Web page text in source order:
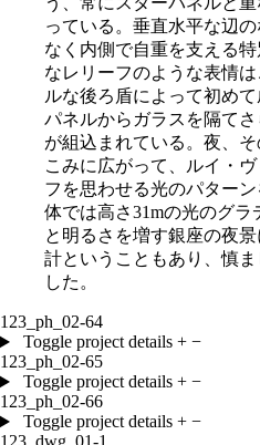
っている。垂直水平な辺
なく内側で自重を支える
なレリーフのような表情
ルな後ろ盾によって初め
パネルからガラスを隔て
が組込まれている。夜、
こみに広がって、ルイ・
フを思わせる光のパター
体では高さ31mの光のグラ
と明るさを増す銀座の夜
計ということもあり、慎
した。
123_ph_02-64
Toggle project details + −
123_ph_02-65
Toggle project details + −
123_ph_02-66
Toggle project details + −